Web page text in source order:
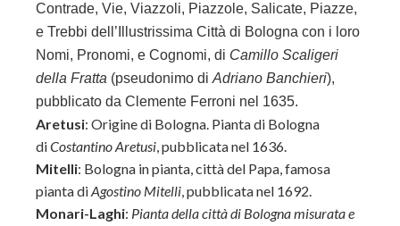
Contrade, Vie, Viazzoli, Piazzole, Salicate, Piazze,
e Trebbi dell’Illustrissima Città di Bologna con i loro
Nomi, Pronomi, e Cognomi, di Camillo Scaligeri
della Fratta (pseudonimo di Adriano Banchieri),
pubblicato da Clemente Ferroni nel 1635.
Aretusi: Origine di Bologna. Pianta di Bologna
diCostantino Aretusi, pubblicata nel 1636.
Mitelli: Bologna in pianta, città del Papa, famosa
pianta diAgostino Mitelli, pubblicata nel 1692.
Monari-Laghi: Pianta della città di Bologna misurata e